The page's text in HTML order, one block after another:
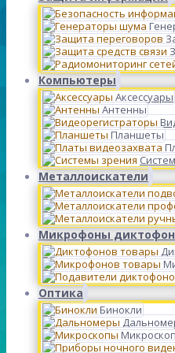
Компьютеры
Аксессуары
Антенны
Планшеты
Металлоискатели
Микрофоны
Оптика
Бинокли